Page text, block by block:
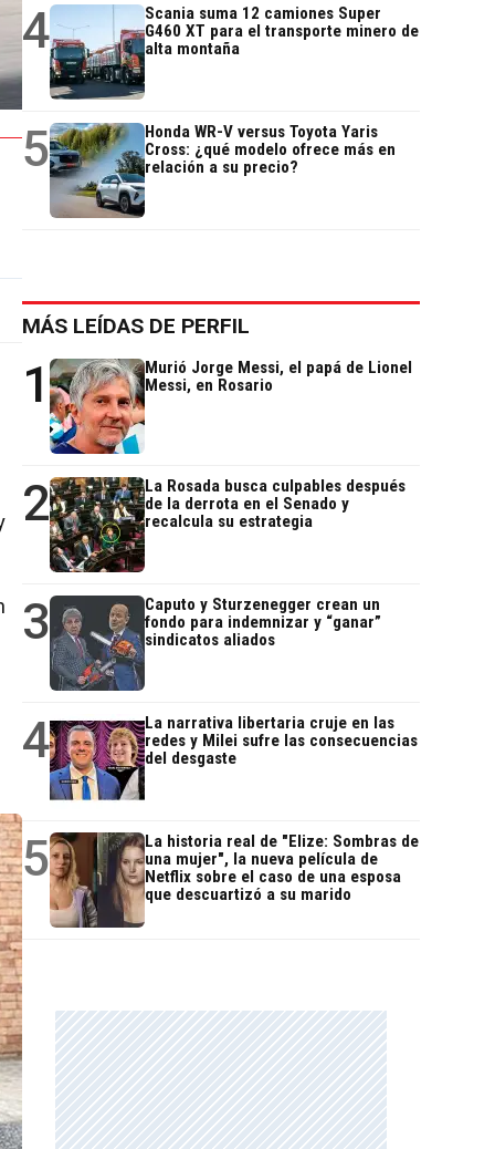
4
Scania suma 12 camiones Super
G460 XT para el transporte minero de
alta montaña
5
Honda WR-V versus Toyota Yaris
Cross: ¿qué modelo ofrece más en
relación a su precio?
MÁS LEÍDAS DE PERFIL
1
Murió Jorge Messi, el papá de Lionel
Messi, en Rosario
2
La Rosada busca culpables después
de la derrota en el Senado y
recalcula su estrategia
3
Caputo y Sturzenegger crean un
fondo para indemnizar y “ganar”
sindicatos aliados
4
La narrativa libertaria cruje en las
redes y Milei sufre las consecuencias
del desgaste
5
La historia real de "Elize: Sombras de
una mujer", la nueva película de
Netflix sobre el caso de una esposa
que descuartizó a su marido